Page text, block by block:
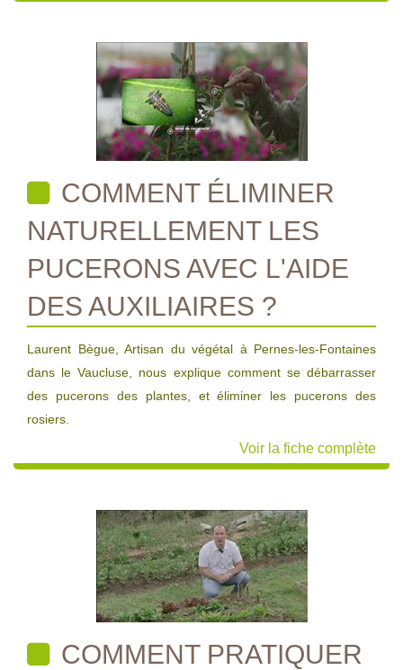
COMMENT ÉLIMINER
NATURELLEMENT LES
PUCERONS AVEC L'AIDE
DES AUXILIAIRES ?
Laurent Bègue, Artisan du végétal à Pernes-les-Fontaines
dans le Vaucluse, nous explique comment se débarrasser
des pucerons des plantes, et éliminer les pucerons des
rosiers.
Voir la fiche complète
COMMENT PRATIQUER